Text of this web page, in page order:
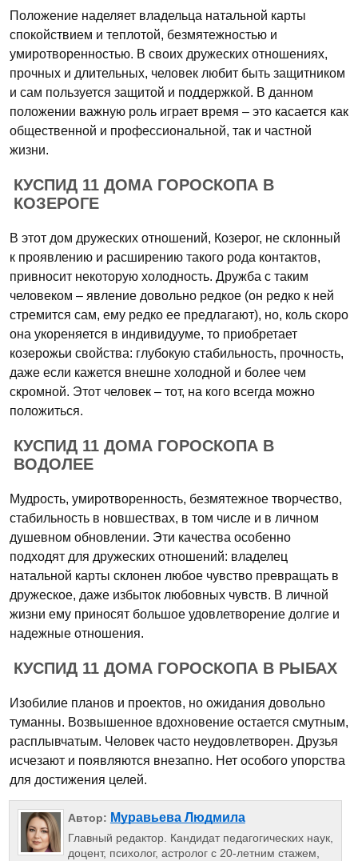
Положение наделяет владельца натальной карты
спокойствием и теплотой, безмятежностью и
умиротворенностью. В своих дружеских отношениях,
прочных и длительных, человек любит быть защитником
и сам пользуется защитой и поддержкой. В данном
положении важную роль играет время – это касается как
общественной и профессиональной, так и частной
жизни.
КУСПИД 11 ДОМА ГОРОСКОПА В
КОЗЕРОГЕ
В этот дом дружеских отношений, Козерог, не склонный
к проявлению и расширению такого рода контактов,
привносит некоторую холодность. Дружба с таким
человеком – явление довольно редкое (он редко к ней
стремится сам, ему редко ее предлагают), но, коль скоро
она укореняется в индивидууме, то приобретает
козерожьи свойства: глубокую стабильность, прочность,
даже если кажется внешне холодной и более чем
скромной. Этот человек – тот, на кого всегда можно
положиться.
КУСПИД 11 ДОМА ГОРОСКОПА В
ВОДОЛЕЕ
Мудрость, умиротворенность, безмятежное творчество,
стабильность в новшествах, в том числе и в личном
душевном обновлении. Эти качества особенно
подходят для дружеских отношений: владелец
натальной карты склонен любое чувство превращать в
дружеское, даже избыток любовных чувств. В личной
жизни ему приносят большое удовлетворение долгие и
надежные отношения.
КУСПИД 11 ДОМА ГОРОСКОПА В РЫБАХ
Изобилие планов и проектов, но ожидания довольно
туманны. Возвышенное вдохновение остается смутным,
расплывчатым. Человек часто неудовлетворен. Друзья
исчезают и появляются внезапно. Нет особого упорства
для достижения целей.
Автор: Муравьева Людмила
Главный редактор. Кандидат педагогических наук,
доцент, психолог, астролог с 20-летним стажем,